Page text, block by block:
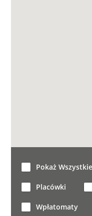
Pokaż Wszystkie
Placówki
Wpłatomaty